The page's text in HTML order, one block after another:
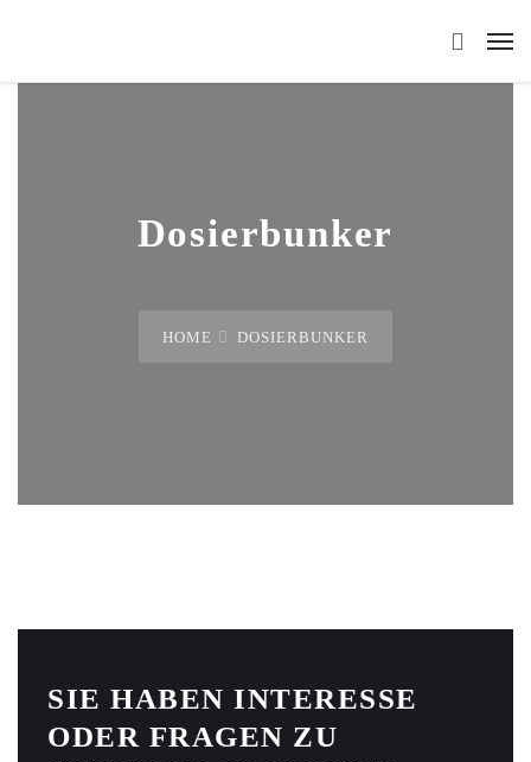
Dosierbunker
HOME DOSIERBUNKER
SIE HABEN INTERESSE
ODER FRAGEN ZU